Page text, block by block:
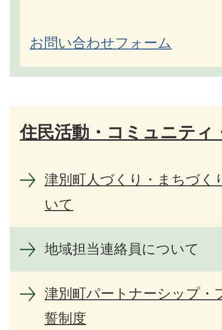
お問い合わせフォーム
住民活動・コミュニティ
津別町人づくり・まちづく
いて
地域担当連絡員について
津別町パートナーシップ・
誓制度